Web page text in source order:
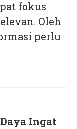
fokus
Oleh
perlu
Ingat